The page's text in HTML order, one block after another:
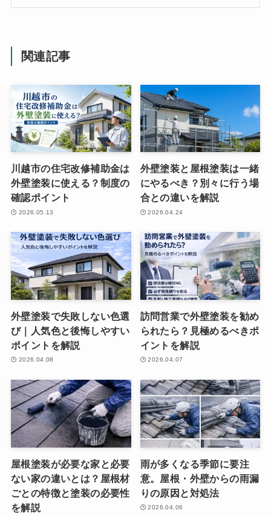
関連記事
川越市の住宅改修補助金は
外壁塗装に使える？制度の
確認ポイント
2026.05.13
外壁塗装と屋根塗装は一緒
にやるべき？別々に行う場
合との違いを解説
2026.04.24
外壁塗装で失敗しない色選
び｜人気色と後悔しやすい
ポイントを解説
2026.04.08
訪問営業で外壁塗装を勧め
られたら？見極めるべきポ
イントを解説
2026.04.07
屋根塗装が必要な家と必要
ない家の違いとは？屋根材
ごとの特徴と塗装の必要性
を解説
雨が多くなる季節に要注
意。屋根・外壁からの雨漏
りの原因と対処法
2026.04.06